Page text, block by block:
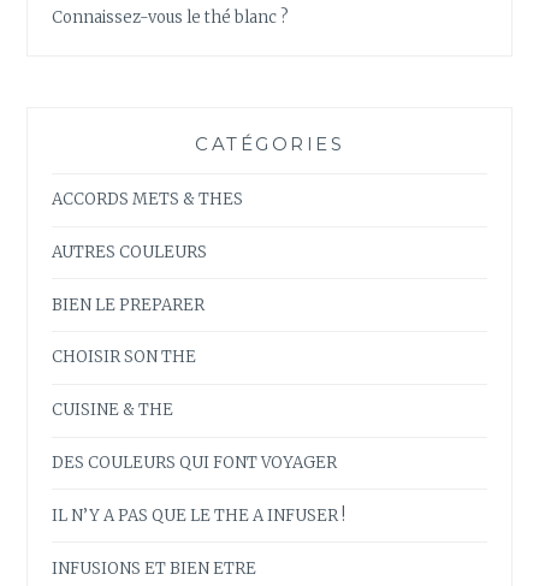
Connaissez-vous le thé blanc ?
CATÉGORIES
ACCORDS METS & THES
AUTRES COULEURS
BIEN LE PREPARER
CHOISIR SON THE
CUISINE & THE
DES COULEURS QUI FONT VOYAGER
IL N’Y A PAS QUE LE THE A INFUSER !
INFUSIONS ET BIEN ETRE